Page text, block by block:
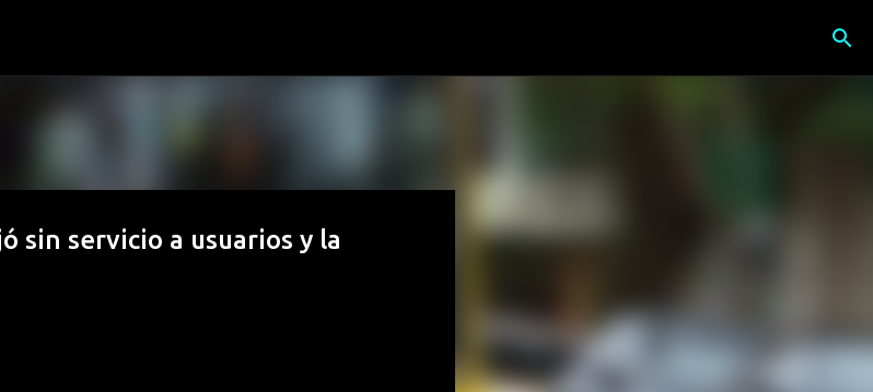
sin servicio a usuarios y la